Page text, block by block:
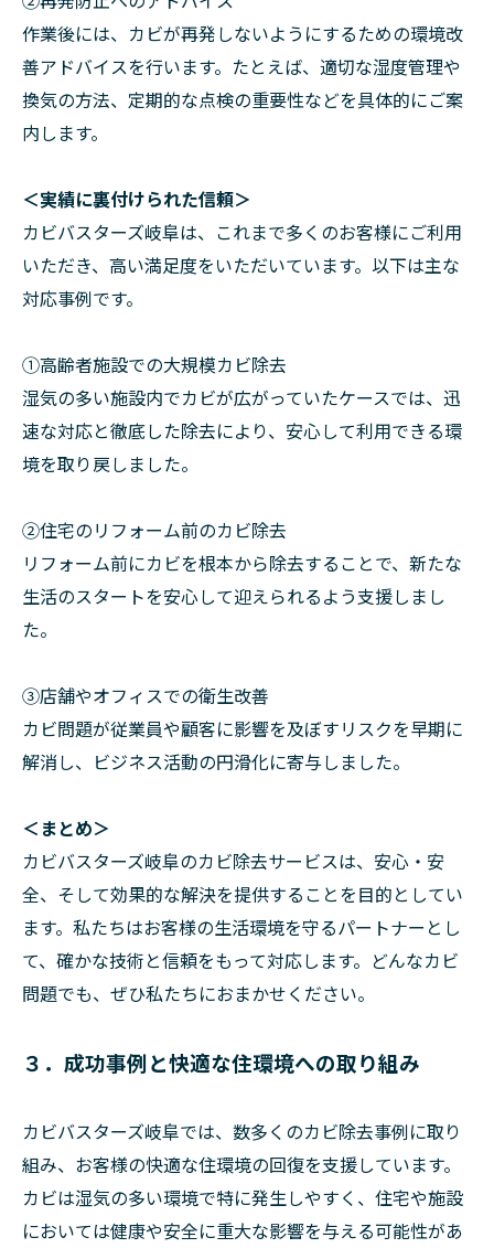
作業後には、カビが再発しないようにするための環境改
善アドバイスを行います。たとえば、適切な湿度管理や
換気の方法、定期的な点検の重要性などを具体的にご案
内します。
＜実績に裏付けられた信頼＞
カビバスターズ岐阜は、これまで多くのお客様にご利用
いただき、高い満足度をいただいています。以下は主な
対応事例です。
①高齢者施設での大規模カビ除去
湿気の多い施設内でカビが広がっていたケースでは、迅
速な対応と徹底した除去により、安心して利用できる環
境を取り戻しました。
②住宅のリフォーム前のカビ除去
リフォーム前にカビを根本から除去することで、新たな
生活のスタートを安心して迎えられるよう支援しまし
た。
➂店舗やオフィスでの衛生改善
カビ問題が従業員や顧客に影響を及ぼすリスクを早期に
解消し、ビジネス活動の円滑化に寄与しました。
＜まとめ＞
カビバスターズ岐阜のカビ除去サービスは、安心・安
全、そして効果的な解決を提供することを目的としてい
ます。私たちはお客様の生活環境を守るパートナーとし
て、確かな技術と信頼をもって対応します。どんなカビ
問題でも、ぜひ私たちにおまかせください。
３．成功事例と快適な住環境への取り組み
カビバスターズ岐阜では、数多くのカビ除去事例に取り
組み、お客様の快適な住環境の回復を支援しています。
カビは湿気の多い環境で特に発生しやすく、住宅や施設
においては健康や安全に重大な影響を与える可能性があ